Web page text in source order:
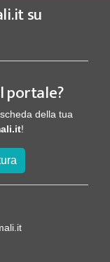
su
portale?
della tua
!